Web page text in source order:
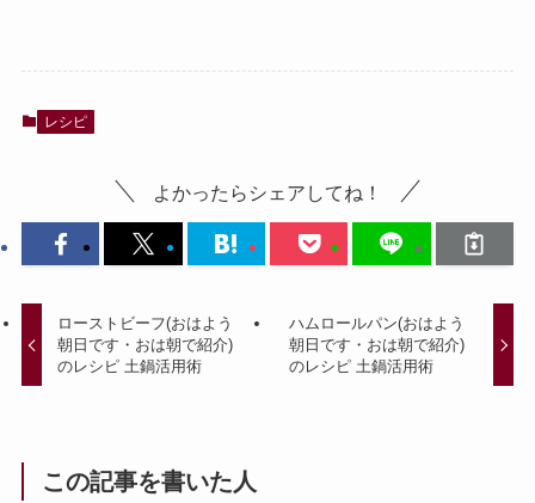
レシピ
よかったらシェアしてね！
ローストビーフ(おはよう
朝日です・おは朝で紹介)
のレシピ 土鍋活用術
ハムロールパン(おはよう
朝日です・おは朝で紹介)
のレシピ 土鍋活用術
この記事を書いた人